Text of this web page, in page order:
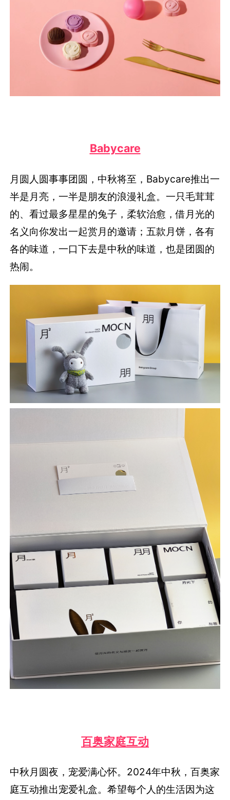
Babycare
月圆人圆事事团圆，中秋将至，Babycare推出一
半是月亮，一半是朋友的浪漫礼盒。一只毛茸茸
的、看过最多星星的兔子，柔软治愈，借月光的
名义向你发出一起赏月的邀请；五款月饼，各有
各的味道，一口下去是中秋的味道，也是团圆的
热闹。
百奥家庭互动
中秋月圆夜，宠爱满心怀。2024年中秋，百奥家
庭互动推出宠爱礼盒。希望每个人的生活因为这